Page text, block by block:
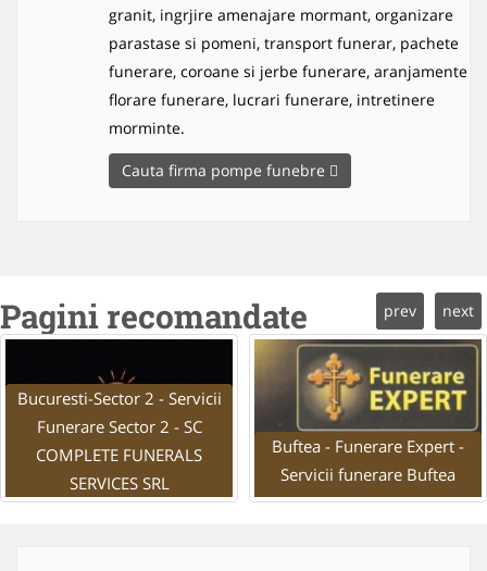
granit, ingrjire amenajare mormant, organizare
parastase si pomeni, transport funerar, pachete
funerare, coroane si jerbe funerare, aranjamente
florare funerare, lucrari funerare, intretinere
morminte.
Cauta firma pompe funebre
Pagini recomandate
Bucuresti-Sector 2 - Servicii
Funerare Sector 2 - SC
COMPLETE FUNERALS
SERVICES SRL
Buftea - Funerare Expert -
Servicii funerare Buftea
prev next